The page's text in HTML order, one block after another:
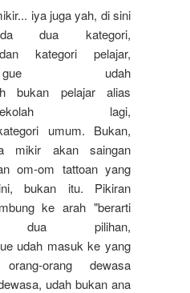
... iya juga yah, di sini
dua kategori,
kategori pelajar,
udah
bukan pelajar alias
lagi,
umum. Bukan,
mikir akan saingan
om-om tattoan yang
bukan itu. Pikiran
ke arah "berarti
pilihan,
udah masuk ke yang
orang dewasa
udah bukan ana